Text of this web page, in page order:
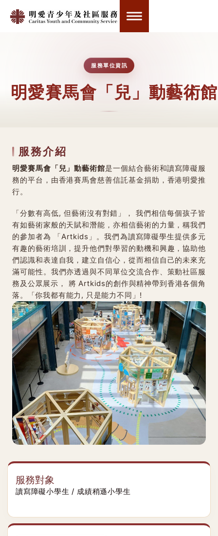
服務單位資訊
明愛賽馬會「兒」動藝術館
服務介紹
明愛賽馬會「兒」動藝術館是一個結合藝術和讀寫障礙服
務的平台，由香港賽馬會慈善信託基金捐助，香港明愛推
行。
「分數有高低, 但藝術沒有對錯」， 我們相信每個孩子皆
有如藝術家般的天賦和潛能，亦相信藝術的力量，稱我們
的參加者為 「Artkids」。我們為讀寫障礙學生提供多元
有趣的藝術培訓，提升他們對學習的動機和興趣，協助他
們認識和表達自我，建立自信心，從而相信自己的未來充
滿可能性。我們亦透過與不同單位交流合作、策動社區服
務及公眾展示， 將 Artkids的創作與精神帶到香港各個角
落。「你我都有能力, 只是能力不同」!
服務對象
讀寫障礙小學生 / 成績稍遜小學生